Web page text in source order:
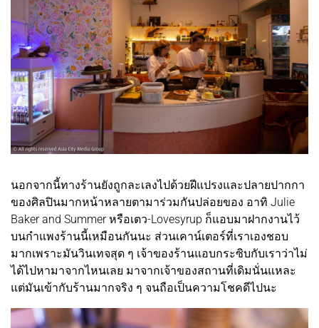
นอกจากนี้ทางร้านยังถูกละเลงไปด้วยฝีแปรงและปลายปากกา
ของศิลปินมากหน้าหลายตามาร่วมกันปล่อยของ อาทิ Julie
Baker and Summer หรือเตว-Lovesyrup ก็แอบมาฝากงานไว้
บนกำแพงร้านนี้เหมือนกันนะ ส่วนเคาน์เตอร์ที่เราเองชอบ
มากเพราะมันวินเทจสุด ๆ เจ้าของร้านแอบกระซิบกับเราว่าไม่
ได้ไปหามาจากไหนเลย มาจากเจ้าของสถานที่เดิมนั่นแหละ
แต่มันเข้ากับร้านมากจริง ๆ จนถือเป็นความโชคดีไปนะ